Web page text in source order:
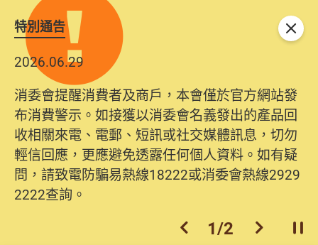
特別通告
2026.06.29
消委會提醒消費者及商戶，本會僅於官方網站發
布消費警示。如接獲以消委會名義發出的產品回
收相關來電、電郵、短訊或社交媒體訊息，切勿
輕信回應，更應避免透露任何個人資料。如有疑
問，請致電防騙易熱線18222或消委會熱線2929
2222查詢。
上一個
1/2 下一個開
關閉